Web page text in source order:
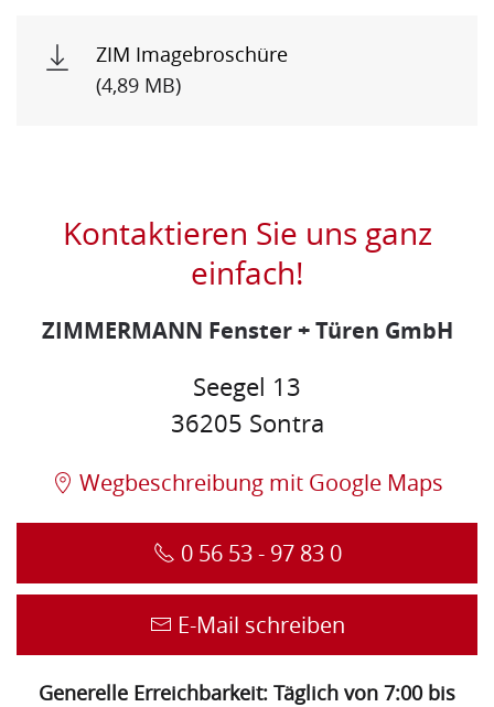
ZIM Imagebroschüre
(4,89 MB)
Kontaktieren Sie uns ganz
einfach!
ZIMMERMANN Fenster + Türen GmbH
Seegel 13
36205 Sontra
Wegbeschreibung mit Google Maps
0 56 53 - 97 83 0
E-Mail schreiben
Generelle Erreichbarkeit: Täglich von 7:00 bis